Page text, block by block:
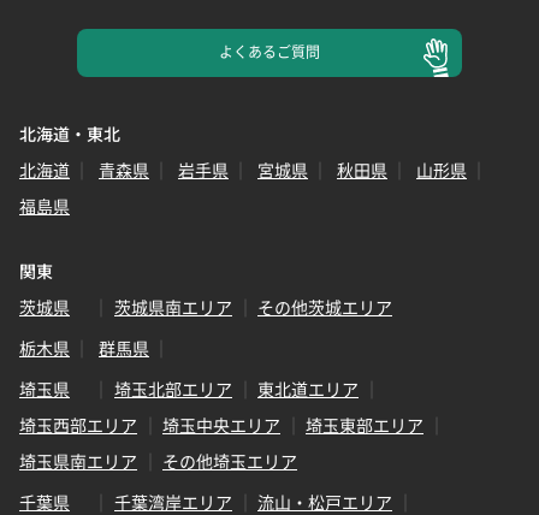
よくあるご質問
北海道・東北
北海道
青森県 岩手県 宮城県 秋田県
山形県
福島県
関東
茨城県
茨城県南エリア
その他茨城エリア
栃木県
群馬県
埼玉県
埼玉北部エリア
東北道エリア
埼玉西部エリア
埼玉中央エリア
埼玉東部エリア
埼玉県南エリア
その他埼玉エリア
千葉県
千葉湾岸エリア
流山・松戸エリア